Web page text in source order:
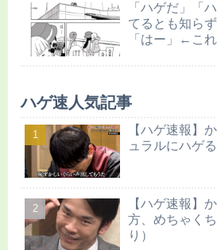
「ハゲだ」「
てるとも知ら
「はー」←これ
ハゲ速人気記事
【ハゲ速報】
ュラルにハゲ
【ハゲ速報】
方、めちゃく
り）